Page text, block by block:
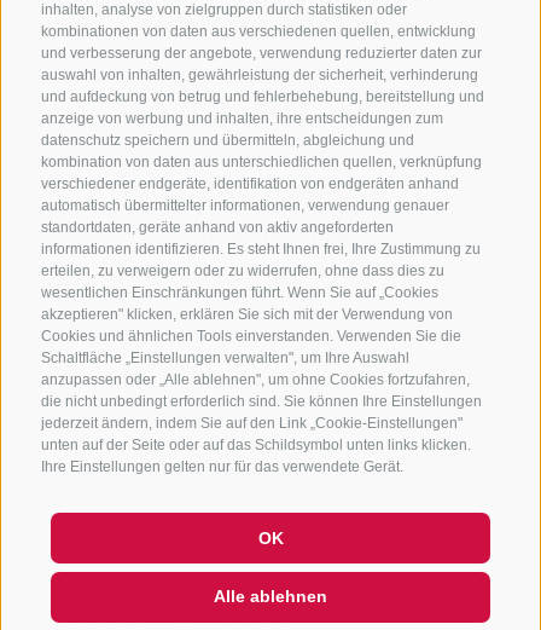
inhalten, analyse von zielgruppen durch statistiken oder
kombinationen von daten aus verschiedenen quellen, entwicklung
und verbesserung der angebote, verwendung reduzierter daten zur
auswahl von inhalten, gewährleistung der sicherheit, verhinderung
und aufdeckung von betrug und fehlerbehebung, bereitstellung und
anzeige von werbung und inhalten, ihre entscheidungen zum
datenschutz speichern und übermitteln, abgleichung und
kombination von daten aus unterschiedlichen quellen, verknüpfung
verschiedener endgeräte, identifikation von endgeräten anhand
automatisch übermittelter informationen, verwendung genauer
standortdaten, geräte anhand von aktiv angeforderten
informationen identifizieren. Es steht Ihnen frei, Ihre Zustimmung zu
erteilen, zu verweigern oder zu widerrufen, ohne dass dies zu
wesentlichen Einschränkungen führt. Wenn Sie auf „Cookies
akzeptieren" klicken, erklären Sie sich mit der Verwendung von
Cookies und ähnlichen Tools einverstanden. Verwenden Sie die
Schaltfläche „Einstellungen verwalten", um Ihre Auswahl
anzupassen oder „Alle ablehnen", um ohne Cookies fortzufahren,
die nicht unbedingt erforderlich sind. Sie können Ihre Einstellungen
jederzeit ändern, indem Sie auf den Link „Cookie-Einstellungen"
unten auf der Seite oder auf das Schildsymbol unten links klicken.
Ihre Einstellungen gelten nur für das verwendete Gerät.
OK
Alle ablehnen
KONTAKTIERE UNS
+39 0472 765325/+39 0472 760608/+39 0472
632372
info@sterzing-ratschings.it
NEWSLETTER
Bleib am Laufenden
Newsletter Anmelden
COOKIE-RICHTLINIE
COOKIE PRÄFERENZEN
UID IT01518560212